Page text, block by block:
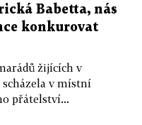
Babetta, nás
konkurovat
žijících v
scházela v místní
přátelství...